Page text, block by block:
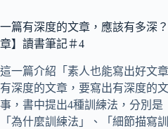
一篇有深度的文章，應該有多深
章】讀書筆記＃4
這一篇介紹「素人也能寫出好文
有深度的文章，要寫出有深度的
事，書中提出4種訓練法，分別是
「為什麼訓練法」、「細節描寫